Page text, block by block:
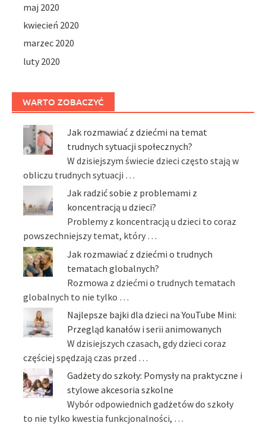
maj 2020
kwiecień 2020
marzec 2020
luty 2020
WARTO ZOBACZYĆ
Jak rozmawiać z dziećmi na temat
trudnych sytuacji społecznych?
W dzisiejszym świecie dzieci często stają w
obliczu trudnych sytuacji …
Jak radzić sobie z problemami z
koncentracją u dzieci?
Problemy z koncentracją u dzieci to coraz
powszechniejszy temat, który …
Jak rozmawiać z dziećmi o trudnych
tematach globalnych?
Rozmowa z dziećmi o trudnych tematach
globalnych to nie tylko …
Najlepsze bajki dla dzieci na YouTube Mini:
Przegląd kanałów i serii animowanych
W dzisiejszych czasach, gdy dzieci coraz
częściej spędzają czas przed …
Gadżety do szkoły: Pomysły na praktyczne i
stylowe akcesoria szkolne
Wybór odpowiednich gadżetów do szkoły
to nie tylko kwestia funkcjonalności, …